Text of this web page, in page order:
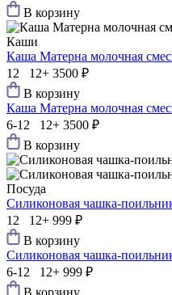
В корзину
Каши
Каша Матерна молочная
12 12+ 3500 ₽
В корзину
Каша Матерна молочная
6-12 12+ 3500 ₽
В корзину
Посуда
Силиконовая чашка-
12 12+ 999 ₽
В корзину
Силиконовая чашка-
6-12 12+ 999 ₽
В корзину